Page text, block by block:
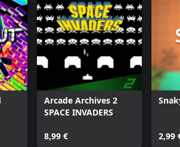
meilleurs cookies sont faits à partir des
! Pang Adventures est une délicieuse
pour satisfaire vos papilles
accro ! Alors gardez vos yeux grands
et parvenez à sauver le monde !
Arcade Archives 2
SPACE INVADERS
8,99 € 2,99